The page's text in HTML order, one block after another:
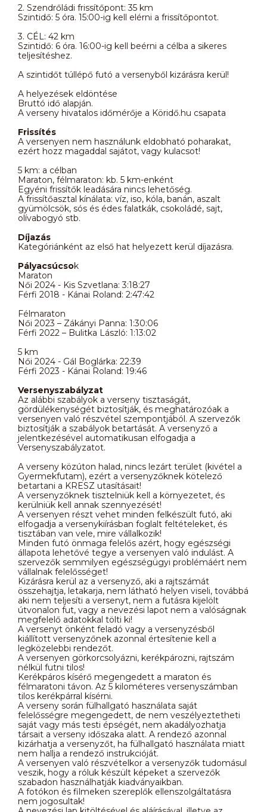
2. Szendrőládi frissítőpont: 35 km
Szintidő: 5 óra. 15:00-ig kell elérni a frissítőpontot.
3. CÉL: 42 km
Szintidő: 6 óra. 16:00-ig kell beérni a célba a sikeres
teljesítéshez.
A szintidőt túllépő futó a versenyből kizárásra kerül!
A helyezések eldöntése
Bruttó idő alapján.
A verseny hivatalos időmérője a Köridő.hu csapata
Frissítés
A versenyen nem használunk eldobható poharakat,
ezért hozz magaddal sajátot, vagy kulacsot!
5 km: a célban
Maraton, félmaraton: kb. 5 km-enként
Egyéni frissítők leadására nincs lehetőség.
A frissítőasztal kínálata: víz, iso, kóla, banán, aszalt
gyümölcsök, sós és édes falatkák, csokoládé, sajt,
olívabogyó stb.
Díjazás
Kategóriánként az első hat helyezett kerül díjazásra.
Pályacsúcsok
Maraton
Női 2024 - Kis Szvetlana: 3:18:27
Férfi 2018 - Kánai Roland: 2:47:42
Félmaraton
Női 2023 – Zákányi Panna: 1:30:06
Férfi 2022 – Bulitka László: 1:13:02
5 km
Női 2024 - Gál Boglárka: 22:39
Férfi 2023 - Kánai Roland: 19:46
Versenyszabályzat
Az alábbi szabályok a verseny tisztaságát,
gördülékenységét biztosítják, és meghatározóak a
versenyen való részvétel szempontjából. A szervezők
biztosítják a szabályok betartását. A versenyző a
jelentkezésével automatikusan elfogadja a
Versenyszabályzatot.
A verseny közúton halad, nincs lezárt terület (kivétel a
Gyermekfutam), ezért a versenyzőknek kötelező
betartani a KRESZ utasításait!
A versenyzőknek tisztelniük kell a környezetet, és
kerülniük kell annak szennyezését!
A versenyen részt vehet minden felkészült futó, aki
elfogadja a versenykiírásban foglalt feltételeket, és
tisztában van vele, mire vállalkozik!
Minden futó önmaga felelős azért, hogy egészségi
állapota lehetővé tegye a versenyen való indulást. A
szervezők semmilyen egészségügyi problémáért nem
vállalnak felelősséget!
Kizárásra kerül az a versenyző, aki a rajtszámát
összehajtja, letakarja, nem látható helyen viseli, továbbá
aki nem teljesíti a versenyt, nem a futásra kijelölt
útvonalon fut, vagy a nevezési lapot nem a valóságnak
megfelelő adatokkal tölti ki!
A versenyt önként feladó vagy a versenyzésből
kiállított versenyzőnek azonnal értesítenie kell a
legközelebbi rendezőt.
A versenyen görkorcsolyázni, kerékpározni, rajtszám
nélkül futni tilos!
Kerékpáros kísérő megengedett a maraton és
félmaratoni távon. Az 5 kilométeres versenyszámban
tilos kerékpárral kísérni.
A verseny során fülhallgató használata saját
felelősségre megengedett, de nem veszélyeztetheti
saját vagy más testi épségét, nem akadályozhatja
társait a verseny időszaka alatt. A rendező azonnal
kizárhatja a versenyzőt, ha fülhallgató használata miatt
nem hallja a rendező instrukcióját.
A versenyen való részvételkor a versenyzők tudomásul
veszik, hogy a róluk készült képeket a szervezők
szabadon használhatják kiadványaikban.
A fotókon és filmeken szereplők ellenszolgáltatásra
nem jogosultak!